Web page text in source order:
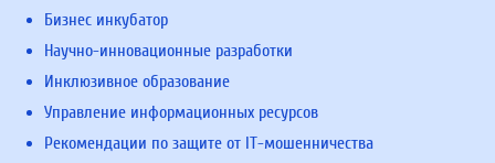
Бизнес инкубатор
Научно-инновационные разработки
Инклюзивное образование
Управление информационных ресурсов
Рекомендации по защите от IT-мошенничества